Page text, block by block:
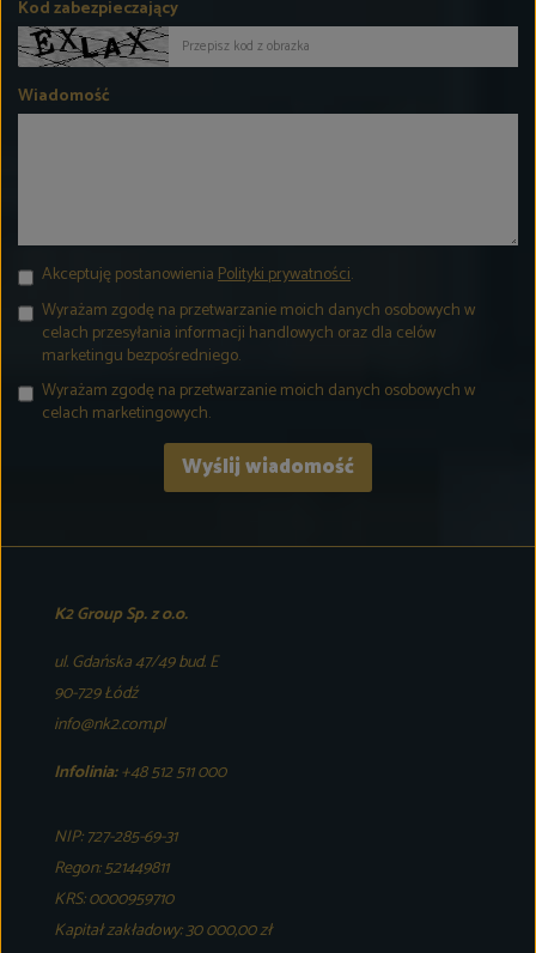
Kod zabezpieczający
Wiadomość
Akceptuję postanowieniaPolityki prywatności.
Wyrażam zgodę na przetwarzanie moich danych osobowych w
celach przesyłania informacji handlowych oraz dla celów
marketingu bezpośredniego.
Wyrażam zgodę na przetwarzanie moich danych osobowych w
celach marketingowych.
K2 Group Sp. z o.o.
ul. Gdańska 47/49 bud. E
90-729 Łódź
info@nk2.com.pl
Infolinia:+48 512 511 000
NIP: 727-285-69-31
Regon: 521449811
KRS: 0000959710
Kapitał zakładowy: 30 000,00 zł